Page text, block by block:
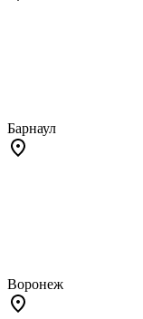
Барнаул
Воронеж